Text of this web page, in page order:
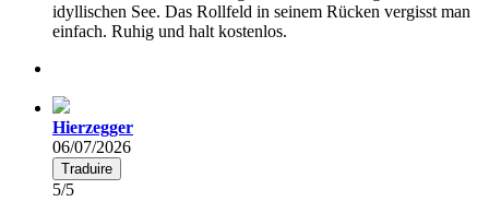
idyllischen See. Das Rollfeld in seinem Rücken vergisst man
einfach. Ruhig und halt kostenlos.
Hierzegger
06/07/2026
Traduire
5/5